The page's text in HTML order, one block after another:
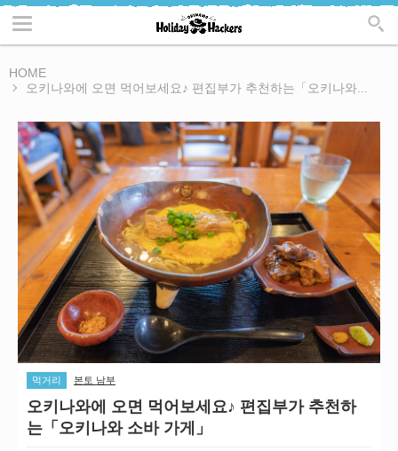
HOME
오키나와에 오면 먹어보세요♪ 편집부가 추천하는「오키나와...
먹거리 본토 남부
오키나와에 오면 먹어보세요♪ 편집부가 추천하
는「오키나와 소바 가게」